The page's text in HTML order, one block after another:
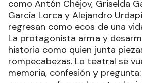
como Antón Chéjov, Griselda
García Lorca y Alejandro
regresan como ecos de una
La protagonista arma y
historia como quien junta
rompecabezas. Lo teatral se
memoria, confesión y